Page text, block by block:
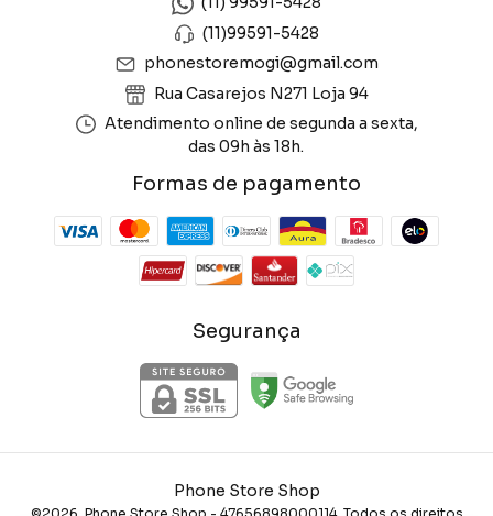
(11)99591-5428
phonestoremogi@gmail.com
Rua Casarejos N271 Loja 94
Atendimento online de segunda a sexta,
das 09h às 18h.
Formas de pagamento
Segurança
Phone Store Shop